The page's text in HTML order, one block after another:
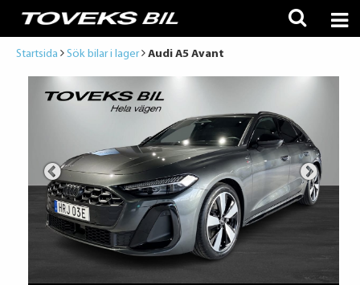
Startsida Sök bilar i lager Audi A5 Avant